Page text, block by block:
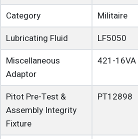
Category
Militaire
Lubricating Fluid
LF5050
Miscellaneous
Adaptor
421-16VA
Pitot Pre-Test &
Assembly Integrity
Fixture
PT12898